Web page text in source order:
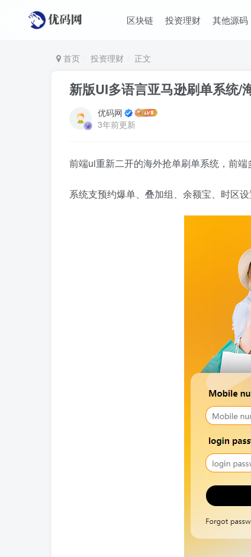
区块链 投资理财 其他源码
首页 投资理财 正文
新版UI多语言亚马逊刷单系统/
优码网
3年前更新
前端ui重新二开的海外抢单刷单系统，前端
系统支预约爆单、叠加组、余额宝、时区